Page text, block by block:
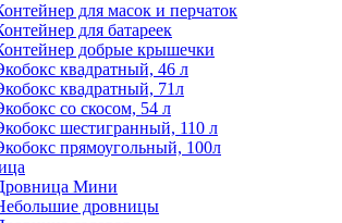
для масок и перчаток
для батареек
добрые крышечки
квадратный, 46 л
квадратный, 71л
со скосом, 54 л
шестигранный, 110 л
прямоугольный, 100л
Мини
дровницы